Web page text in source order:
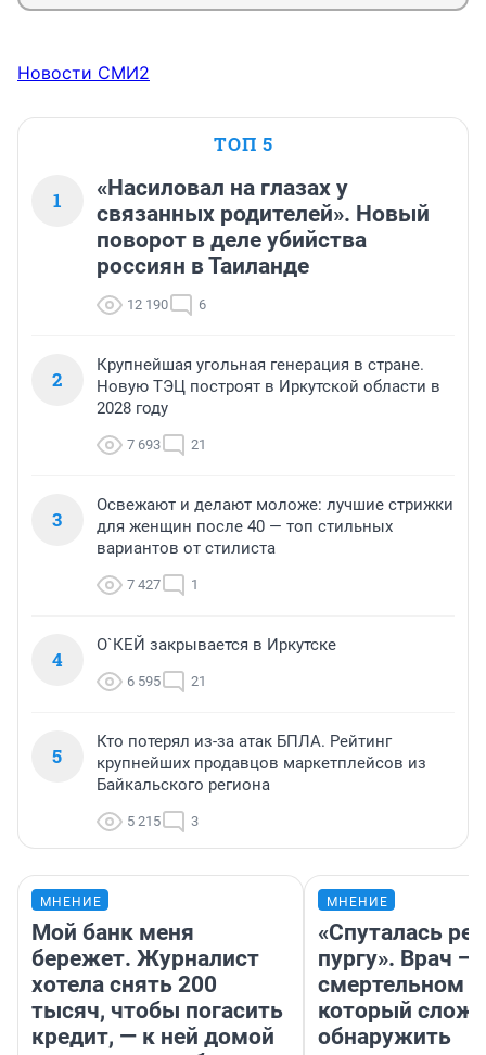
Новости СМИ2
ТОП 5
1
«Насиловал на глазах у
связанных родителей». Новый
поворот в деле убийства
россиян в Таиланде
12 190 6
2
Крупнейшая угольная генерация в стране.
Новую ТЭЦ построят в Иркутской области в
2028 году
7 693 21
3
Освежают и делают моложе: лучшие стрижки
для женщин после 40 — топ стильных
вариантов от стилиста
7 427 1
4
О`КЕЙ закрывается в Иркутске
6 595 21
5
Кто потерял из-за атак БПЛА. Рейтинг
крупнейших продавцов маркетплейсов из
Байкальского региона
5 215 3
МНЕНИЕ
Мой банк меня
бережет. Журналист
хотела снять 200
тысяч, чтобы погасить
кредит, — к ней домой
МНЕНИЕ
«Спуталась
пургу». Врач —
смертельном
который
обнаружить